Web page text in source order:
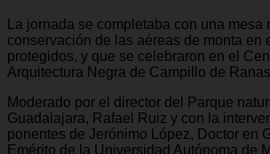
La jornada se completaba con una mesa
conservación de las aéreas de monta en
protegidos, y que se celebraron en el
Arquitectura Negra de Campillo de
Moderado por el director del Parque
Guadalajara, Rafael Ruiz y con la
ponentes de Jerónimo López, Doctor en
Emérito de la Universidad Autónoma de